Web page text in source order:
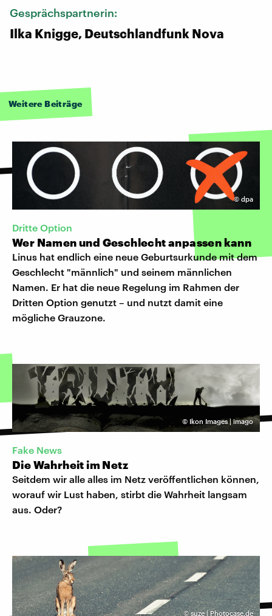
Gesprächspartnerin:
Ilka Knigge, Deutschlandfunk Nova
Weitere Beiträge
© dpa
Dritte Option
Wer Namen und Geschlecht anpassen kann
Linus hat endlich eine neue Geburtsurkunde mit dem
Geschlecht "männlich" und seinem männlichen
Namen. Er hat die neue Regelung im Rahmen der
Dritten Option genutzt – und nutzt damit eine
mögliche Grauzone.
© Ikon Images | imago
Fake News
Die Wahrheit im Netz
Seitdem wir alle alles im Netz veröffentlichen können,
worauf wir Lust haben, stirbt die Wahrheit langsam
aus. Oder?
©suze | Photocase.de